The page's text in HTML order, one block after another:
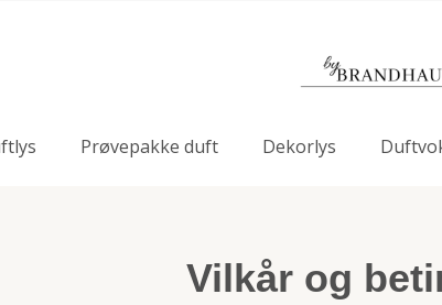
Prøvepakke duft Dekorlys
Vilkår og